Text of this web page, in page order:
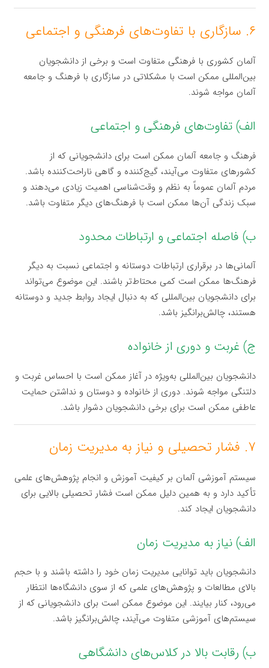
۶. سازگاری با تفاوت‌های فرهنگی و اجتماعی
آلمان کشوری با فرهنگی متفاوت است و برخی از دانشجویان
بین‌المللی ممکن است با مشکلاتی در سازگاری با فرهنگ و جامعه
آلمان مواجه شوند.
الف) تفاوت‌های فرهنگی و اجتماعی
فرهنگ و جامعه آلمان ممکن است برای دانشجویانی که از
کشورهای متفاوت می‌آیند، گیج‌کننده و گاهی ناراحت‌کننده باشد.
مردم آلمان عموماً به نظم و وقت‌شناسی اهمیت زیادی می‌دهند و
سبک زندگی آن‌ها ممکن است با فرهنگ‌های دیگر متفاوت باشد.
ب) فاصله اجتماعی و ارتباطات محدود
آلمانی‌ها در برقراری ارتباطات دوستانه و اجتماعی نسبت به دیگر
فرهنگ‌ها ممکن است کمی محتاط‌تر باشند. این موضوع می‌تواند
برای دانشجویان بین‌المللی که به دنبال ایجاد روابط جدید و دوستانه
هستند، چالش‌برانگیز باشد.
ج) غربت و دوری از خانواده
دانشجویان بین‌المللی به‌ویژه در آغاز ممکن است با احساس غربت و
دلتنگی مواجه شوند. دوری از خانواده و دوستان و نداشتن حمایت
عاطفی ممکن است برای برخی دانشجویان دشوار باشد.
۷. فشار تحصیلی و نیاز به مدیریت زمان
سیستم آموزشی آلمان بر کیفیت آموزش و انجام پژوهش‌های علمی
تأکید دارد و به همین دلیل ممکن است فشار تحصیلی بالایی برای
دانشجویان ایجاد کند.
الف) نیاز به مدیریت زمان
دانشجویان باید توانایی مدیریت زمان خود را داشته باشند و با حجم
بالای مطالعات و پژوهش‌های علمی که از سوی دانشگاه‌ها انتظار
می‌رود، کنار بیایند. این موضوع ممکن است برای دانشجویانی که از
سیستم‌های آموزشی متفاوت می‌آیند، چالش‌برانگیز باشد.
ب) رقابت بالا در کلاس‌های دانشگاهی